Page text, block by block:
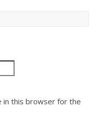
in this browser for the